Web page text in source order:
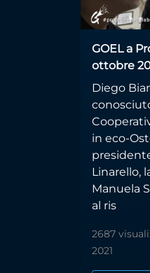
GOEL a
ottobre
Diego
in eco-
Linarello,
Manuela
al ris
2687
2021